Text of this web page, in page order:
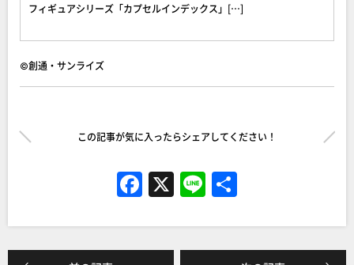
フィギュアシリーズ「カプセルインデックス」[…]
©創通・サンライズ
この記事が気に入ったらシェアしてください！
F
a
c
X Li
n
e